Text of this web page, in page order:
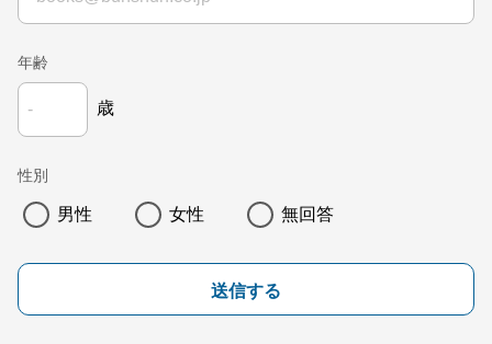
年齢
歳
性別
男性 女性 無回答
送信する